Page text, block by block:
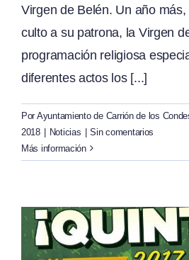
Virgen de Belén. Un año
culto a su patrona, la Virgen
programación religiosa
diferentes actos los [...]
Por Ayuntamiento de Carrión de los
2018
Noticias
Sin comentarios
Más información